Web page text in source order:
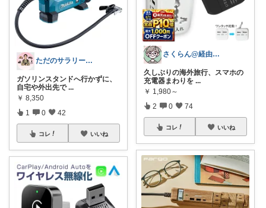
ただのサラリーマンの趣味部屋
ガソリンスタンドへ行かずに、
自宅や外出先で ...
￥ 8,350
1 0 42
コレ いいね
さくらん@経由感謝
久しぶりの海外旅行、スマホの
充電器まわりを ...
￥ 1,980～
2 0 74
コレ いいね